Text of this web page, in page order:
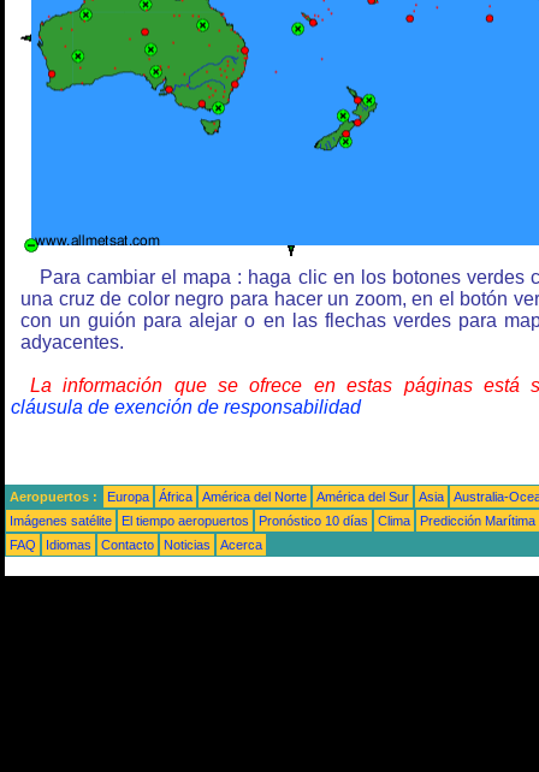
Para cambiar el mapa : haga clic en los botones verdes
una cruz de color negro para hacer un zoom, en el botón
con un guión para alejar o en las flechas verdes para
adyacentes.
La información que se ofrece en estas páginas está
cláusula de exención de responsabilidad
Aeropuertos : Europa África América del Norte América del Sur Asia
Australia-
Imágenes satélite
El tiempo aeropuertos Pronóstico 10 días Clima
Predicción Marítima
FAQ
Idiomas Contacto Noticias Acerca